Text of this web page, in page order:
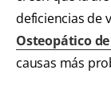
deficiencias de
Osteopático
causas más